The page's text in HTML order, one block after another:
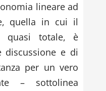
lineare ad
quella in cui il
quasi totale, è
discussione e di
per un vero
– sottolinea